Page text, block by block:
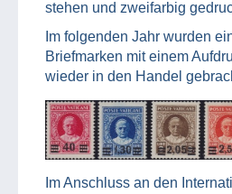
stehen und zweifarbig
Im folgenden Jahr wurden
Briefmarken mit einem
wieder in den Handel
Im Anschluss an den